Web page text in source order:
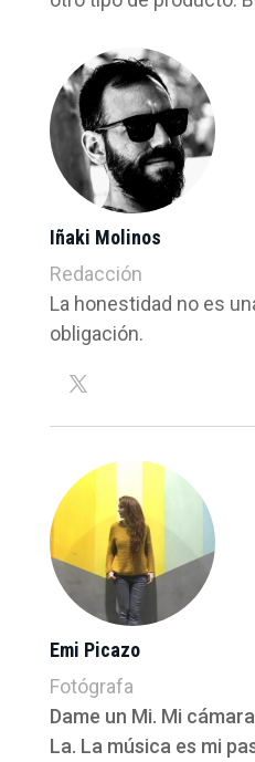
Iñaki Molinos
Redacción
La honestidad no es
obligación.
Emi Picazo
Fotógrafa
Dame un Mi. Mi
La. La música es mi